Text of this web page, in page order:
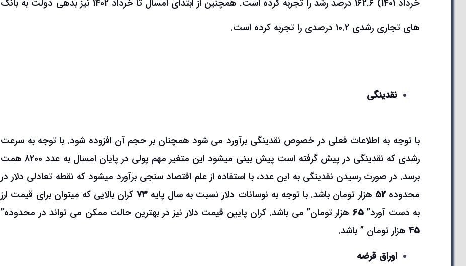
خرداد 1401) 162.6 درصد رشد را تجربه کرده است. همچنین از ابتدای امسال تا خرداد 1402 نیز بدهی دولت به بانک
های تجاری رشدی 10.2 درصدی را تجربه کرده است.
نقدینگی
با توجه به اطلاعات فعلی در خصوص نقدینگی برآورد می شود همچنان بر حجم آن افزوده شود. با توجه به سرعت
رشدی که نقدینگی در پیش گرفته است پیش بینی میشود این متغیر مهم پولی در پایان امسال به عدد 8200 همت
برسد. در صورت رسیدن نقدینگی به این عدد، با استفاده از علم اقتصاد سنجی برآورد میشود که نقطه تعادلی دلار در
محدوده52 هزار تومان باشد. با توجه به نوسانات دلار نسبت به سال پایه73 کران بالایی که میتوان برای قیمت ارز
به دست آورد”65 هزار تومان” می باشد. کران پایین قیمت دلار نیز در بهترین حالت ممکن می تواند در محدوده”
45 هزار تومان ” باشد.
اوراق قرضه